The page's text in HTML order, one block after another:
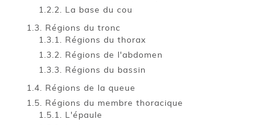
La base du cou
Régions du tronc
Régions du thorax
Régions de l'abdomen
Régions du bassin
Régions de la queue
Régions du membre thoracique
L'épaule